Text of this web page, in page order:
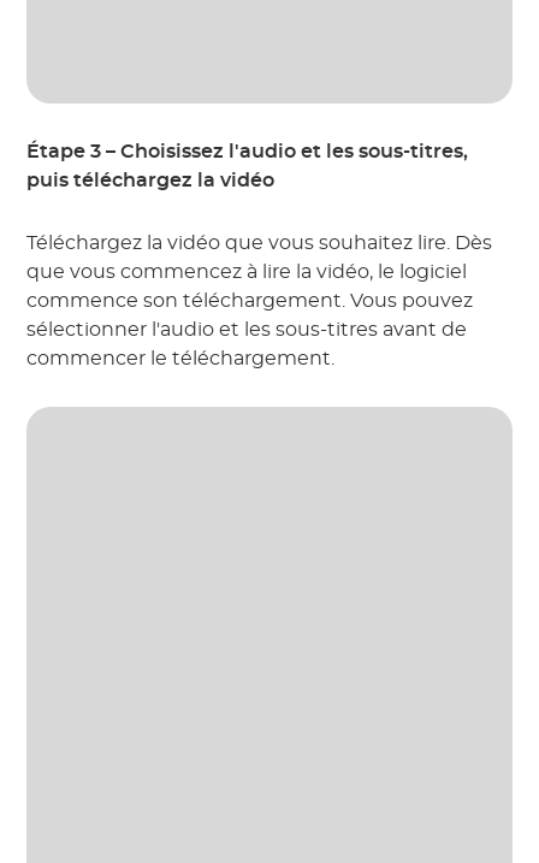
Étape 3 – Choisissez l'audio et les sous-titres,
puis téléchargez la vidéo
Téléchargez la vidéo que vous souhaitez lire. Dès
que vous commencez à lire la vidéo, le logiciel
commence son téléchargement. Vous pouvez
sélectionner l'audio et les sous-titres avant de
commencer le téléchargement.